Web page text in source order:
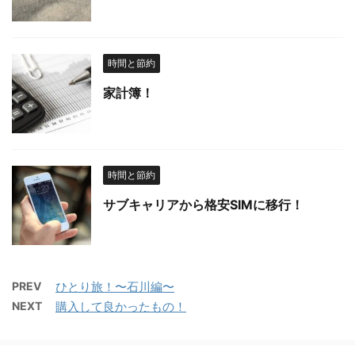
時間と節約
家計簿！
時間と節約
サブキャリアから格安SIMに移行！
PREV ひとり旅！〜石川編〜
NEXT 購入して良かったもの！